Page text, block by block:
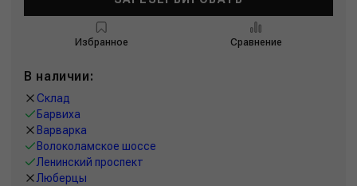
Избранное Сравнение
В наличии:
Склад
Барвиха
Варварка
Волоколамское шоссе
Ленинский проспект
Люберцы